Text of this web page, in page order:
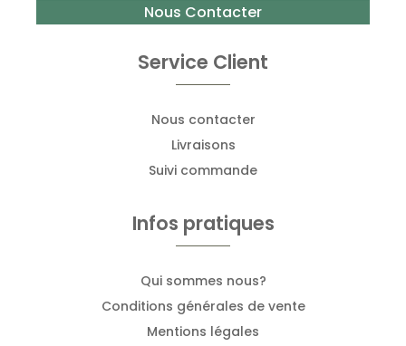
Nous Contacter
Service Client
Nous contacter
Livraisons
Suivi commande
Infos pratiques
Qui sommes nous?
Conditions générales de vente
Mentions légales